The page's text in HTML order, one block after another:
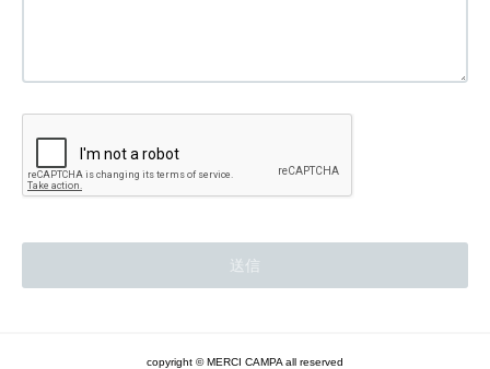
copyright ©︎ MERCI CAMPA all reserved